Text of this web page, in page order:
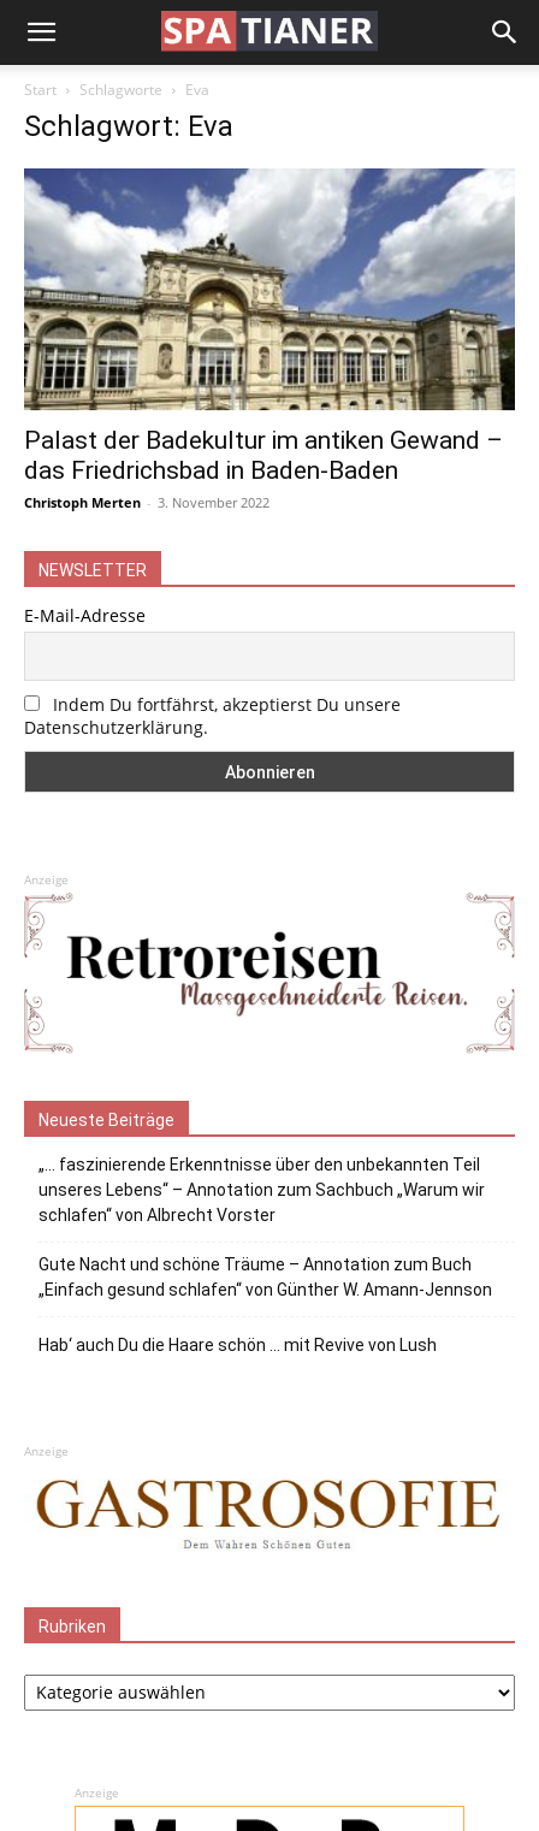
Start Schlagworte Eva
Schlagwort: Eva
Palast der Badekultur im antiken Gewand –
das Friedrichsbad in Baden-Baden
Christoph Merten - 3. November 2022
NEWSLETTER
E-Mail-Adresse
Indem Du fortfährst, akzeptierst Du unsere
Datenschutzerklärung.
Anzeige
Neueste Beiträge
„… faszinierende Erkenntnisse über den unbekannten Teil
unseres Lebens“ – Annotation zum Sachbuch „Warum wir
schlafen“ von Albrecht Vorster
Gute Nacht und schöne Träume – Annotation zum Buch
„Einfach gesund schlafen“ von Günther W. Amann-Jennson
Hab‘ auch Du die Haare schön … mit Revive von Lush
Anzeige
Rubriken
Rubriken
Anzeige